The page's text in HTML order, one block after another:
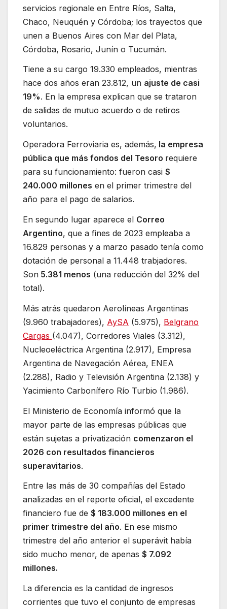
servicios regionale en Entre Ríos, Salta,
Chaco, Neuquén y Córdoba; los trayectos que
unen a Buenos Aires con Mar del Plata,
Córdoba, Rosario, Junín o Tucumán.
Tiene a su cargo 19.330 empleados, mientras
hace dos años eran 23.812, un ajuste de casi
19%. En la empresa explican que se trataron
de salidas de mutuo acuerdo o de retiros
voluntarios.
Operadora Ferroviaria es, además, la empresa
pública que más fondos del Tesoro requiere
para su funcionamiento: fueron casi $
240.000 millones en el primer trimestre del
año para el pago de salarios.
En segundo lugar aparece el Correo
Argentino, que a fines de 2023 empleaba a
16.829 personas y a marzo pasado tenía como
dotación de personal a 11.448 trabjadores.
Son 5.381 menos (una reducción del 32% del
total).
Más atrás quedaron Aerolíneas Argentinas
(9.960 trabajadores), AySA (5.975), Belgrano
Cargas (4.047), Corredores Viales (3.312),
Nucleoeléctrica Argentina (2.917), Empresa
Argentina de Navegación Aérea, ENEA
(2.288), Radio y Televisión Argentina (2.138) y
Yacimiento Carbonífero Río Turbio (1.986).
El Ministerio de Economía informó que la
mayor parte de las empresas públicas que
están sujetas a privatización comenzaron el
2026 con resultados financieros
superavitarios.
Entre las más de 30 compañías del Estado
analizadas en el reporte oficial, el excedente
financiero fue de $ 183.000 millones en el
primer trimestre del año. En ese mismo
trimestre del año anterior el superávit había
sido mucho menor, de apenas $ 7.092
millones.
La diferencia es la cantidad de ingresos
corrientes que tuvo el conjunto de empresas